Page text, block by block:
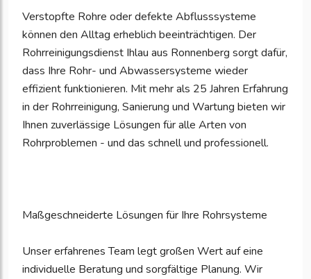
Verstopfte Rohre oder defekte Abflusssysteme
können den Alltag erheblich beeinträchtigen. Der
Rohrreinigungsdienst Ihlau aus Ronnenberg sorgt dafür,
dass Ihre Rohr- und Abwassersysteme wieder
effizient funktionieren. Mit mehr als 25 Jahren Erfahrung
in der Rohrreinigung, Sanierung und Wartung bieten wir
Ihnen zuverlässige Lösungen für alle Arten von
Rohrproblemen - und das schnell und professionell.
Maßgeschneiderte Lösungen für Ihre Rohrsysteme
Unser erfahrenes Team legt großen Wert auf eine
individuelle Beratung und sorgfältige Planung. Wir